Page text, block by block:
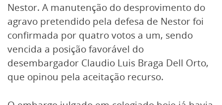
Nestor. A manutenção do desprovimento do
agravo pretendido pela defesa de Nestor foi
confirmada por quatro votos a um, sendo
vencida a posição favorável do
desembargador Claudio Luis Braga Dell Orto,
que opinou pela aceitação recurso.